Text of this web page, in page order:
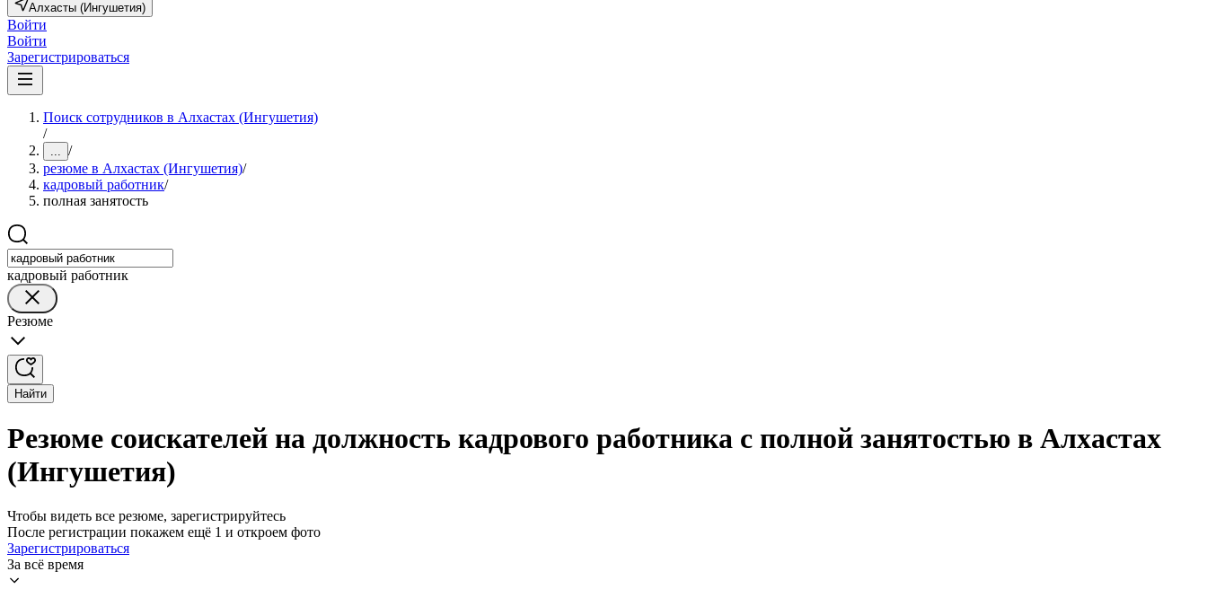
Алхасты (Ингушетия)
Войти
Войти
Зарегистрироваться
Поиск сотрудников в Алхастах (Ингушетия)
/
... /
резюме в Алхастах (Ингушетия)/
кадровый работник/
полная занятость
кадровый работник
Резюме
Найти
Резюме соискателей на должность кадрового работника с полной занятостью в Алхастах
(Ингушетия)
Чтобы видеть все резюме, зарегистрируйтесь
После регистрации покажем ещё 1 и откроем фото
Зарегистрироваться
За всё время